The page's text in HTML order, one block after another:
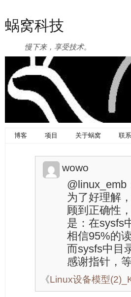
蜗窝科技
慢下来，享受技术。
博客 项目 关于蜗窝 联
wowo
为了好理解
顾到正确性
是：在sysfs
相信95%的
而sysfs中目
感谢指针，
《Linux设备模型